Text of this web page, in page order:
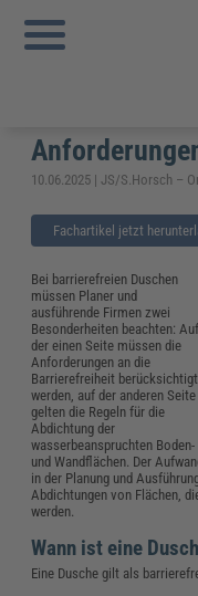
Sie sind hier:
Barrierefreie Dusche nach DIN
die Abdichtung
Barrierefreie
einbauen:
10.06.2025 | JS/S.Horsch –
Fachartikel jetzt
Bei barrierefreien Duschen
müssen Planer und
ausführende Firmen zwei
Besonderheiten beachten: Auf
der einen Seite müssen die
Anforderungen an die
Barrierefreiheit berücksichtigt
werden, auf der anderen Seite
gelten die Regeln für die
Abdichtung der
wasserbeanspruchten Boden-
und Wandflächen. Der
in der Planung und
Abdichtungen von Flächen,
werden.
Wann ist eine
Eine Dusche gilt als